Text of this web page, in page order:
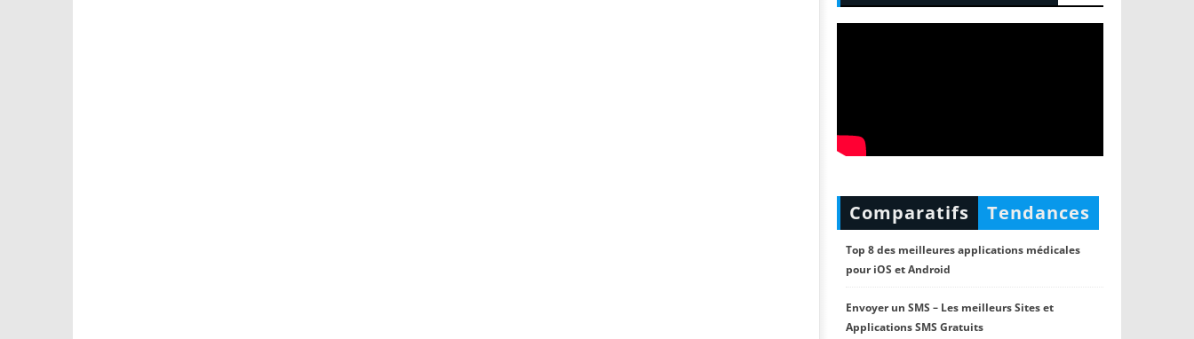
Comparatifs Tendances
Top 8 des meilleures applications médicales
pour iOS et Android
Envoyer un SMS – Les meilleurs Sites et
Applications SMS Gratuits